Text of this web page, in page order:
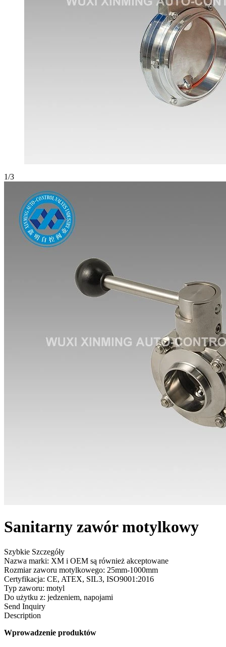
1/3
Sanitarny zawór motylkowy
Szybkie Szczegóły
Nazwa marki: XM i OEM są również akceptowane
Rozmiar zaworu motylkowego: 25mm-1000mm
Certyfikacja: CE, ATEX, SIL3, ISO9001:2016
Typ zaworu: motyl
Do użytku z: jedzeniem, napojami
Send Inquiry
Description
Wprowadzenie produktów